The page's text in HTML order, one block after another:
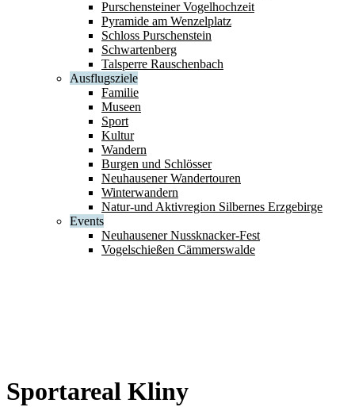
Purschensteiner Vogelhochzeit
Pyramide am Wenzelplatz
Schloss Purschenstein
Schwartenberg
Talsperre Rauschenbach
Ausflugsziele
Familie
Museen
Sport
Kultur
Wandern
Burgen und Schlösser
Neuhausener Wandertouren
Winterwandern
Natur-und Aktivregion Silbernes Erzgebirge
Events
Neuhausener Nussknacker-Fest
Vogelschießen Cämmerswalde
Sportareal Kliny